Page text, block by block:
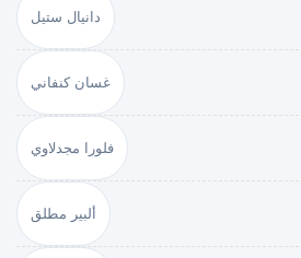
دانيال ستيل
غسان كنفاني
فلورا مجدلاوي
ألبير مطلق